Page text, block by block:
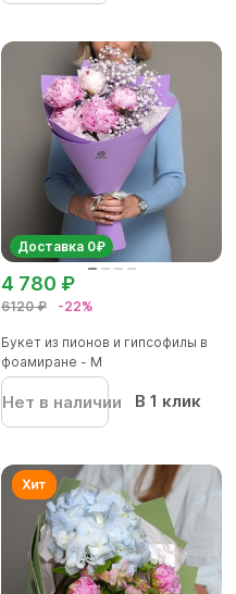
Доставка 0₽
6120 ₽ -22%
4 780 ₽
Букет из пионов и гипсофилы в
фоамиране - M
Нет в наличии В 1 клик